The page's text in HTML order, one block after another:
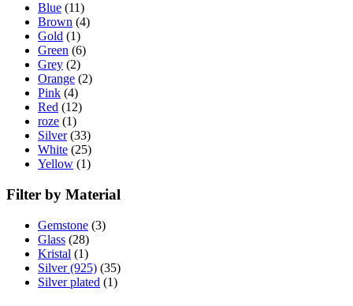
Blue (11)
Brown (4)
Gold (1)
Green (6)
Grey (2)
Orange (2)
Pink (4)
Red (12)
roze (1)
Silver (33)
White (25)
Yellow (1)
Filter by Material
Gemstone (3)
Glass (28)
Kristal (1)
Silver (925) (35)
Silver plated (1)